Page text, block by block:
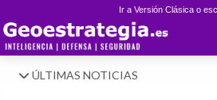
Ir a Versión Clásica o
ÚLTIMAS NOTICIAS